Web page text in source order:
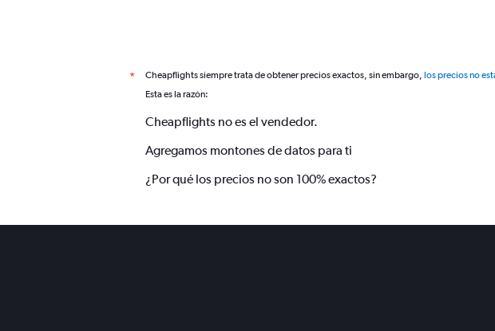
* Cheapflights siempre trata de obtener precios exactos, sin embargo, los precios no
Esta es la razón:
Cheapflights no es el vendedor.
Agregamos montones de datos para ti
¿Por qué los precios no son 100% exactos?